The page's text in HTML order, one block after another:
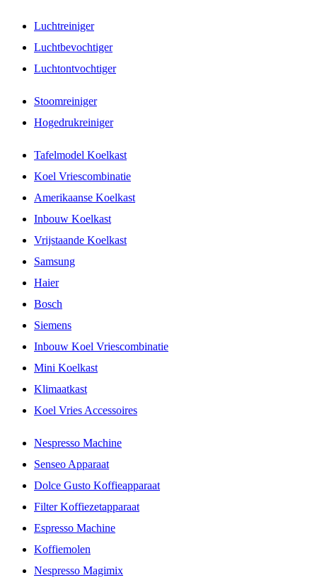
Luchtreiniger
Luchtbevochtiger
Luchtontvochtiger
Stoomreiniger
Hogedrukreiniger
Tafelmodel Koelkast
Koel Vriescombinatie
Amerikaanse Koelkast
Inbouw Koelkast
Vrijstaande Koelkast
Samsung
Haier
Bosch
Siemens
Inbouw Koel Vriescombinatie
Mini Koelkast
Klimaatkast
Koel Vries Accessoires
Nespresso Machine
Senseo Apparaat
Dolce Gusto Koffieapparaat
Filter Koffiezetapparaat
Espresso Machine
Koffiemolen
Nespresso Magimix